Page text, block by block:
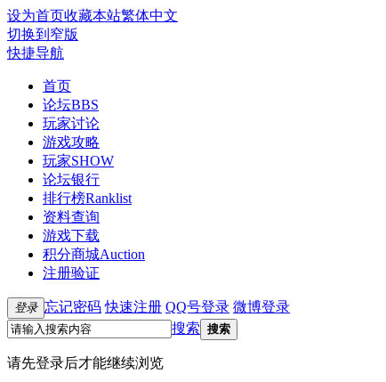
设为首页收藏本站繁体中文
切换到窄版
快捷导航
首页
论坛BBS
玩家讨论
游戏攻略
玩家SHOW
论坛银行
排行榜Ranklist
资料查询
游戏下载
积分商城Auction
注册验证
登录 忘记密码 快速注册 QQ号登录 微博登录
搜索 搜索
请先登录后才能继续浏览